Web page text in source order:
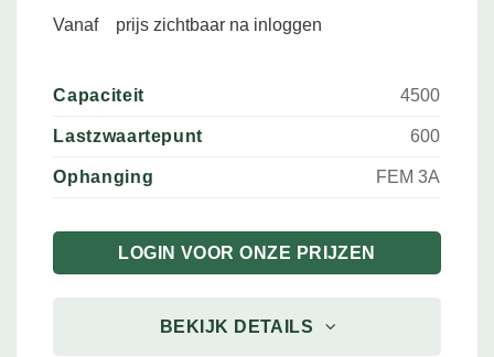
Vanaf prijs zichtbaar na inloggen
Capaciteit 4500
Lastzwaartepunt 600
Ophanging FEM 3A
LOGIN VOOR ONZE PRIJZEN
BEKIJK DETAILS